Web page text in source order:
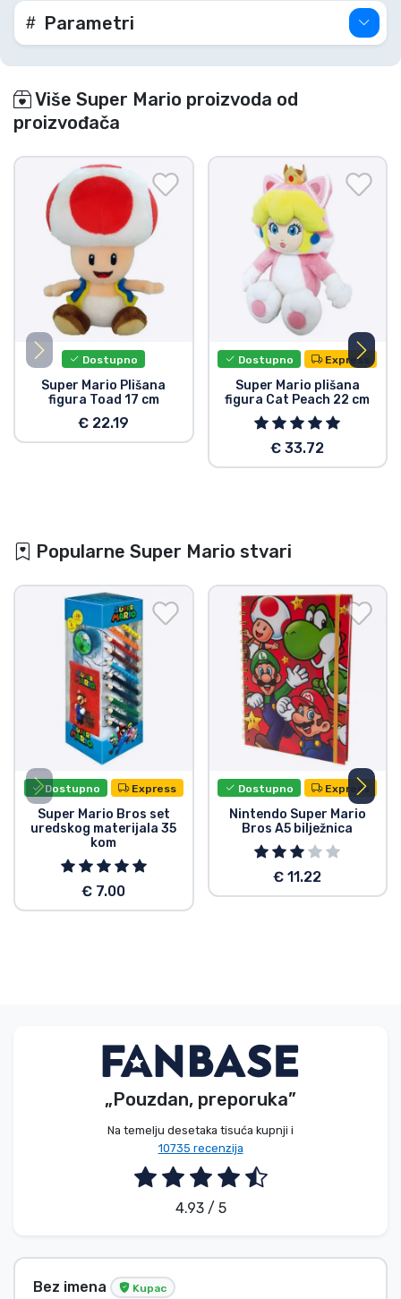
Parametri
Više Super Mario proizvoda od
proizvođača
Dostupno
Super Mario Plišana
figura Toad 17 cm
€ 22.19
Dostupno Express
Super Mario plišana
figura Cat Peach 22 cm
€ 33.72
Popularne Super Mario stvari
Dostupno Express
Super Mario Bros set
uredskog materijala 35
kom
€ 7.00
Dostupno Express
Nintendo Super Mario
Bros A5 bilježnica
€ 11.22
„Pouzdan, preporuka”
Na temelju desetaka tisuća kupnji i
10735 recenzija
4.93 / 5
Bez imena Kupac